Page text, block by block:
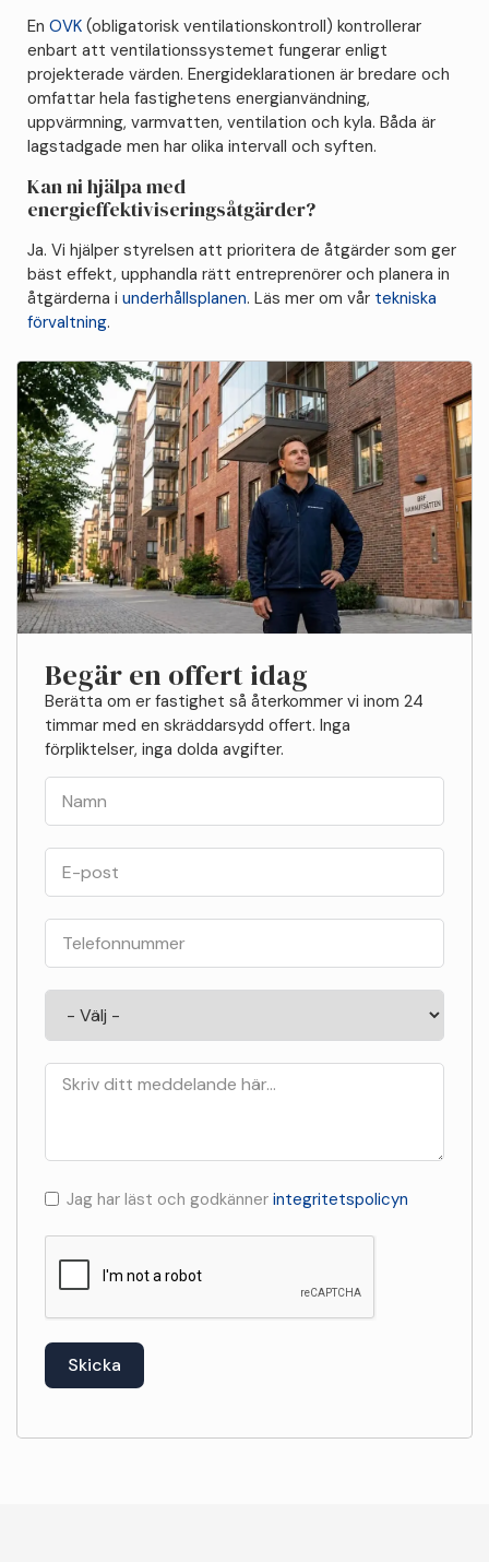
En OVK (obligatorisk ventilationskontroll) kontrollerar
enbart att ventilationssystemet fungerar enligt
projekterade värden. Energideklarationen är bredare och
omfattar hela fastighetens energianvändning,
uppvärmning, varmvatten, ventilation och kyla. Båda är
lagstadgade men har olika intervall och syften.
Kan ni hjälpa med
energieffektiviseringsåtgärder?
Ja. Vi hjälper styrelsen att prioritera de åtgärder som ger
bäst effekt, upphandla rätt entreprenörer och planera in
åtgärderna i underhållsplanen. Läs mer om vår tekniska
förvaltning.
Begär en offert idag
Berätta om er fastighet så återkommer vi inom 24
timmar med en skräddarsydd offert. Inga
förpliktelser, inga dolda avgifter.
Jag har läst och godkänner integritetspolicyn
Skicka